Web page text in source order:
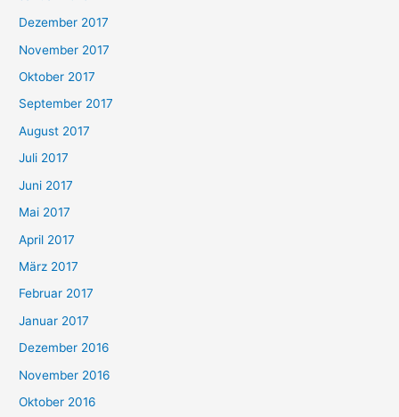
Dezember 2017
November 2017
Oktober 2017
September 2017
August 2017
Juli 2017
Juni 2017
Mai 2017
April 2017
März 2017
Februar 2017
Januar 2017
Dezember 2016
November 2016
Oktober 2016